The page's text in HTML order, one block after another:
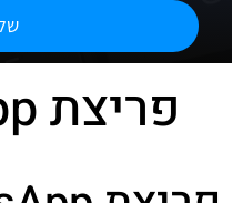
פריצת WhatsApp